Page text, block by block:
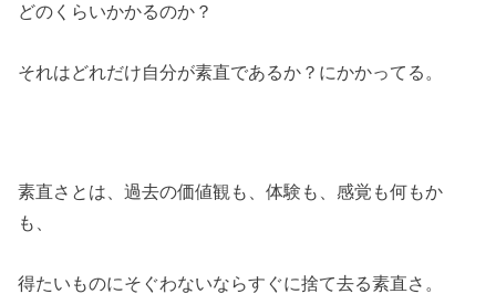
どのくらいかかるのか？
それはどれだけ自分が素直であるか？にかかってる。
素直さとは、過去の価値観も、体験も、感覚も何もか
も、
得たいものにそぐわないならすぐに捨て去る素直さ。